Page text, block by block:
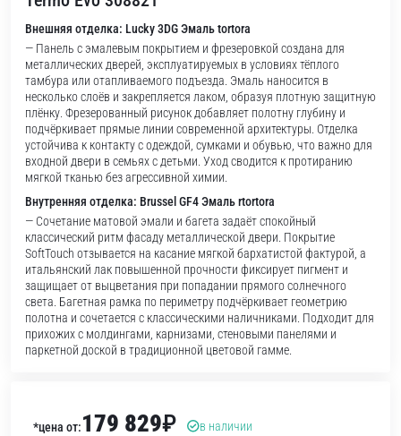
Внешняя отделка: Lucky 3DG Эмаль tortora
— Панель с эмалевым покрытием и фрезеровкой создана для
металлических дверей, эксплуатируемых в условиях тёплого
тамбура или отапливаемого подъезда. Эмаль наносится в
несколько слоёв и закрепляется лаком, образуя плотную защитную
плёнку. Фрезерованный рисунок добавляет полотну глубину и
подчёркивает прямые линии современной архитектуры. Отделка
устойчива к контакту с одеждой, сумками и обувью, что важно для
входной двери в семьях с детьми. Уход сводится к протиранию
мягкой тканью без агрессивной химии.
Внутренняя отделка: Brussel GF4 Эмаль rtortora
— Сочетание матовой эмали и багета задаёт спокойный
классический ритм фасаду металлической двери. Покрытие
SoftTouch отзывается на касание мягкой бархатистой фактурой, а
итальянский лак повышенной прочности фиксирует пигмент и
защищает от выцветания при попадании прямого солнечного
света. Багетная рамка по периметру подчёркивает геометрию
полотна и сочетается с классическими наличниками. Подходит для
прихожих с молдингами, карнизами, стеновыми панелями и
паркетной доской в традиционной цветовой гамме.
*цена от:179 829₽ в наличии